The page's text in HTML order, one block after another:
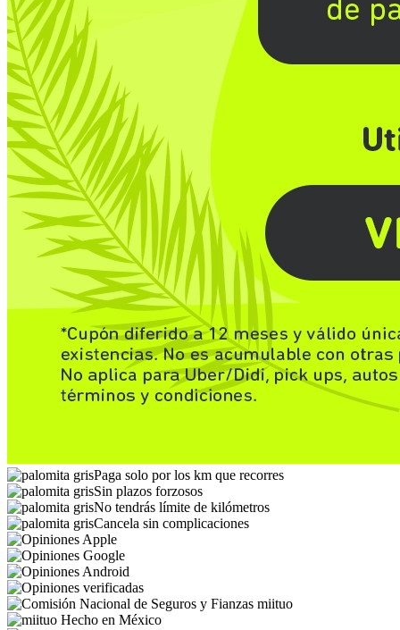
Paga solo por los km que recorres
Sin plazos forzosos
No tendrás límite de kilómetros
Cancela sin complicaciones